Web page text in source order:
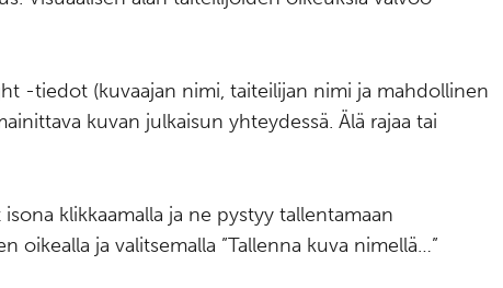
-tiedot (kuvaajan nimi, taiteilijan nimi ja mahdollinen
kuvan julkaisun yhteydessä. Älä rajaa tai
klikkaamalla ja ne pystyy tallentamaan
oikealla ja valitsemalla ”Tallenna kuva nimellä…”